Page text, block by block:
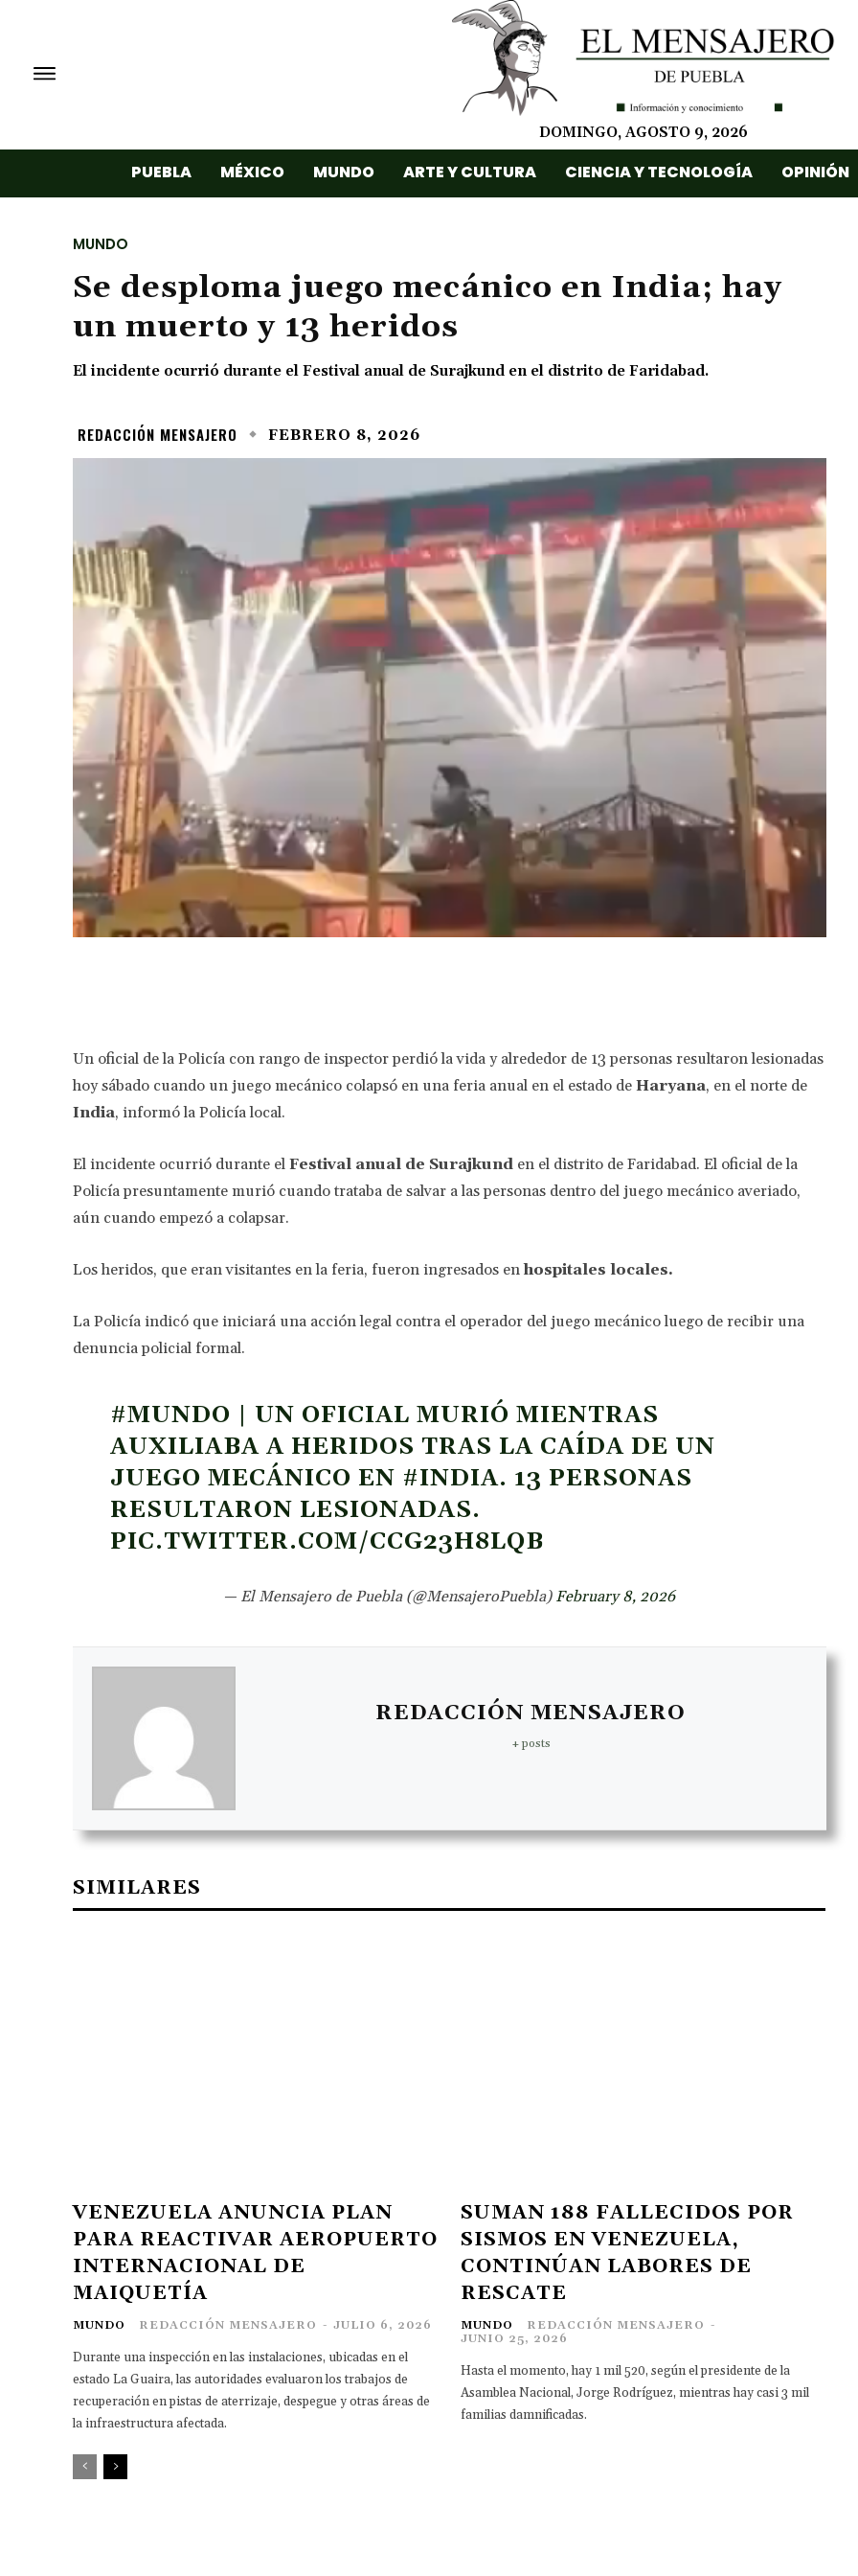
DOMINGO, AGOSTO 9, 2026
PUEBLA MÉXICO MUNDO ARTE Y CULTURA CIENCIA Y TECNOLOGÍA OPINIÓN
MUNDO
Se desploma juego mecánico en India; hay
un muerto y 13 heridos
El incidente ocurrió durante el Festival anual de Surajkund en el distrito de Faridabad.
REDACCIÓN MENSAJERO FEBRERO 8, 2026
Un oficial de la Policía con rango de inspector perdió la vida y alrededor de 13 personas resultaron lesionadas
hoy sábado cuando un juego mecánico colapsó en una feria anual en el estado de Haryana, en el norte de
India, informó la Policía local.
El incidente ocurrió durante el Festival anual de Surajkund en el distrito de Faridabad. El oficial de la
Policía presuntamente murió cuando trataba de salvar a las personas dentro del juego mecánico averiado,
aún cuando empezó a colapsar.
Los heridos, que eran visitantes en la feria, fueron ingresados enhospitales locales.
La Policía indicó que iniciará una acción legal contra el operador del juego mecánico luego de recibir una
denuncia policial formal.
#MUNDO | UN OFICIAL MURIÓ MIENTRAS
AUXILIABA A HERIDOS TRAS LA CAÍDA DE UN
JUEGO MECÁNICO EN #INDIA. 13 PERSONAS
RESULTARON LESIONADAS.
PIC.TWITTER.COM/CCG23H8LQB
— El Mensajero de Puebla (@MensajeroPuebla) February 8, 2026
REDACCIÓN MENSAJERO
+ posts
SIMILARES
VENEZUELA ANUNCIA PLAN
PARA REACTIVAR AEROPUERTO
INTERNACIONAL DE
MAIQUETÍA
MUNDO REDACCIÓN MENSAJERO - JULIO 6, 2026
Durante una inspección en las instalaciones, ubicadas en el
estado La Guaira, las autoridades evaluaron los trabajos de
recuperación en pistas de aterrizaje, despegue y otras áreas de
la infraestructura afectada.
SUMAN 188 FALLECIDOS POR
SISMOS EN VENEZUELA,
CONTINÚAN LABORES DE
RESCATE
MUNDO REDACCIÓN MENSAJERO -
JUNIO 25, 2026
Hasta el momento, hay 1 mil 520, según el presidente de la
Asamblea Nacional, Jorge Rodríguez, mientras hay casi 3 mil
familias damnificadas.